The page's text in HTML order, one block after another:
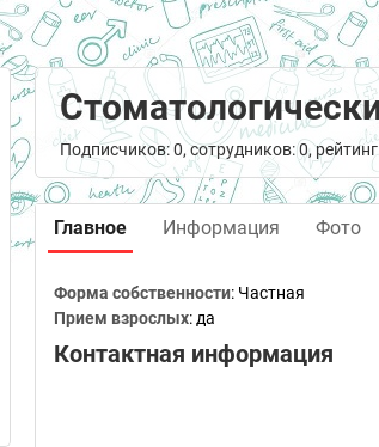
Подписчиков: 0, сотрудников: 0,
Главное Информация Фото
Форма собственности: Частная
Прием взрослых: да
Контактная информация